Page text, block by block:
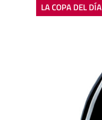
LA COPA DEL DÍA